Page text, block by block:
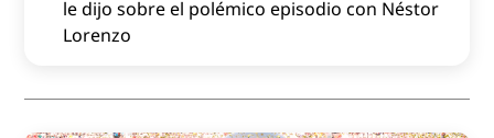
le dijo sobre el polémico episodio con Néstor
Lorenzo